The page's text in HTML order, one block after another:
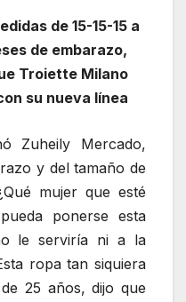
de 15-15-15 a
de embarazo,
Troiette Milano
su nueva línea
Zuheily Mercado,
y del tamaño de
mujer que esté
ponerse esta
le serviría ni a la
ropa tan siquiera
25 años, dijo que